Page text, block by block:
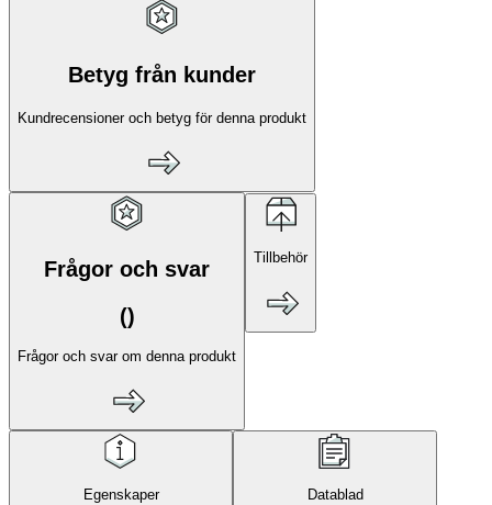
Betyg från kunder
Kundrecensioner och betyg för denna produkt
Frågor och svar
()
Frågor och svar om denna produkt
Tillbehör
Egenskaper
Datablad